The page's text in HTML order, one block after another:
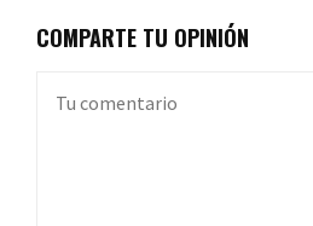
COMPARTE TU OPINIÓN